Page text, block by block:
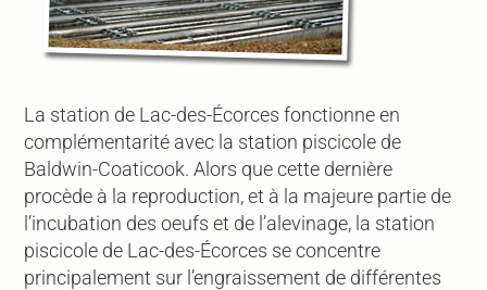
La station de Lac-des-Écorces fonctionne en
complémentarité avec la station piscicole de
Baldwin-Coaticook. Alors que cette dernière
procède à la reproduction, et à la majeure partie de
l’incubation des oeufs et de l’alevinage, la station
piscicole de Lac-des-Écorces se concentre
principalement sur l’engraissement de différentes